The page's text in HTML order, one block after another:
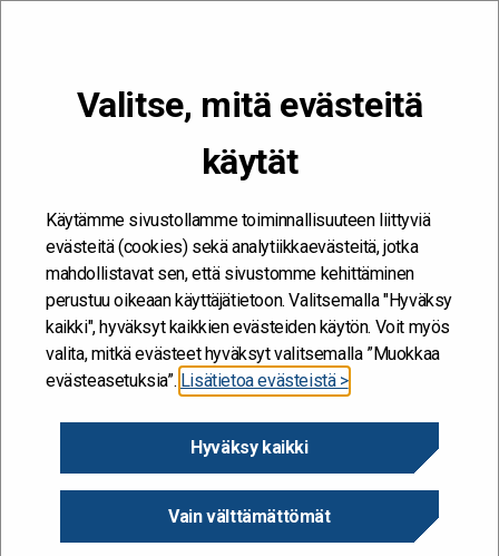
Valitse, mitä evästeitä
käytät
Käytämme sivustollamme toiminnallisuuteen liittyviä
evästeitä (cookies) sekä analytiikkaevästeitä, jotka
mahdollistavat sen, että sivustomme kehittäminen
perustuu oikeaan käyttäjätietoon. Valitsemalla "Hyväksy
kaikki", hyväksyt kaikkien evästeiden käytön. Voit myös
valita, mitkä evästeet hyväksyt valitsemalla ”Muokkaa
evästeasetuksia”. Lisätietoa evästeistä >
Hyväksy kaikki
Vain välttämättömät
Kehitän ja kehityn #töissäSuomelle
Kohti uuden työn palveluekosysteemiä
Kohti uuden työn
palveluekosysteemiä